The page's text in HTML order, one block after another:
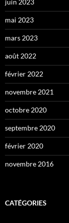
mai 2023
mars 2023
août 2022
février 2022
novembre 2021
octobre 2020
septembre 2020
février 2020
novembre 2016
CATÉGORIES